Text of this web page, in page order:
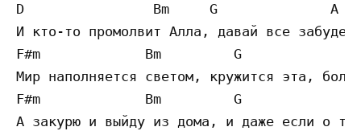
D                Bm     G              A
И кто-то промолвит Алла, давай все
F#m             Bm         G
Мир наполняется светом, кружится эта,
F#m             Bm         G
А закурю и выйду из дома, и даже если о